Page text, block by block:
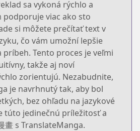
sa vykoná rýchlo a
podporuje viac ako sto
si môžete prečítať text v
čo vám umožní lepšie
Tento proces je veľmi
takže aj noví
zorientujú. Nezabudnite,
je navrhnutý tak, aby bol
bez ohľadu na jazykové
túto jedinečnú príležitosť a
畫 s TranslateManga.